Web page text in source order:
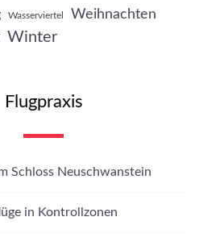
Wasserviertel Weihnachten
Winter
Flugpraxis
Schloss Neuschwanstein
in Kontrollzonen